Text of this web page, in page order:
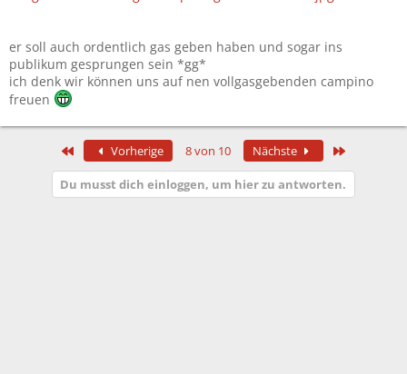
er soll auch ordentlich gas geben haben und sogar ins
publikum gesprungen sein *gg*
ich denk wir können uns auf nen vollgasgebenden campino
freuen
Erste Vorherige 8 von 10 Nächste
Du musst dich einloggen, um hier zu antworten.